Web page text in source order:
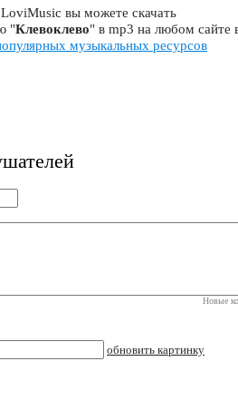
вы можете скачать
"Клевоклево" в mp3 на любом сайте
музыкальных ресурсов
Новые
обновить картинку